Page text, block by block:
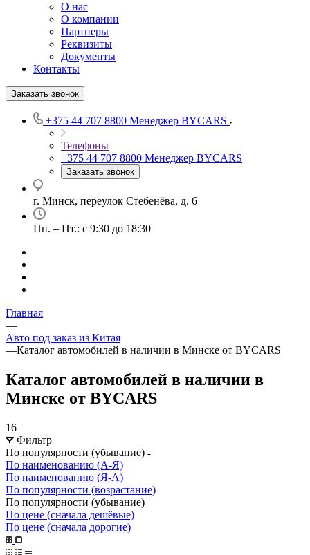
О нас
О компании
Партнеры
Реквизиты
Документы
Контакты
Заказать звонок
+375 44 707 8800 Менеджер BYCARS
Телефоны
+375 44 707 8800 Менеджер BYCARS
Заказать звонок
г. Минск, переулок Стебенёва, д. 6
Пн. – Пт.: с 9:30 до 18:30
Главная
—
Авто под заказ из Китая
—Каталог автомобилей в наличии в Минске от BYCARS
Каталог автомобилей в наличии в
Минске от BYCARS
16
Фильтр
По популярности (убывание)
По наименованию (А-Я)
По наименованию (Я-А)
По популярности (возрастание)
По популярности (убывание)
По цене (сначала дешёвые)
По цене (сначала дорогие)